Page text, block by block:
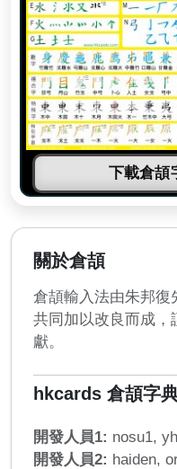
下載倉頡
關於倉頡
倉頡輸入法由朱邦復
共同加以改良而成，
獻。
hkcards 倉頡字
開發人員1: nosu1,
開發人員2: haiden,